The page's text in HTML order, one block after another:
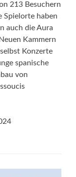
213 Besuchern
Spielorte haben
auch die Aura
Kammern
Konzerte
spanische
von